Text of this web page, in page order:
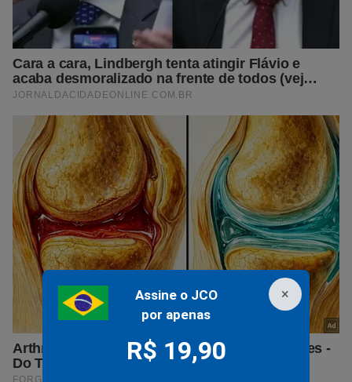
×
Assine o JCO
por apenas
R$ 19,90